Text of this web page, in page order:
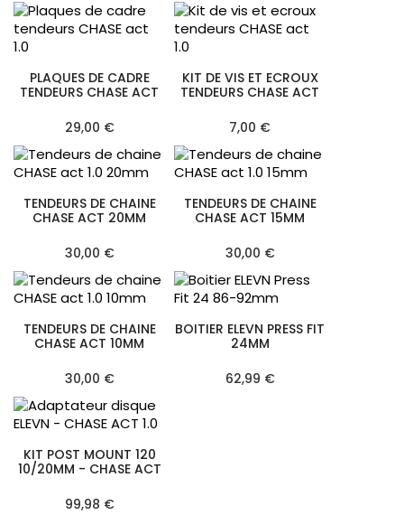
PLAQUES DE CADRE
TENDEURS CHASE ACT
29,00 €
KIT DE VIS ET ECROUX
TENDEURS CHASE ACT
7,00 €
TENDEURS DE CHAINE
CHASE ACT 20MM
30,00 €
TENDEURS DE CHAINE
CHASE ACT 15MM
30,00 €
TENDEURS DE CHAINE
CHASE ACT 10MM
30,00 €
BOITIER ELEVN PRESS FIT
24MM
62,99 €
KIT POST MOUNT 120
10/20MM - CHASE ACT
99,98 €